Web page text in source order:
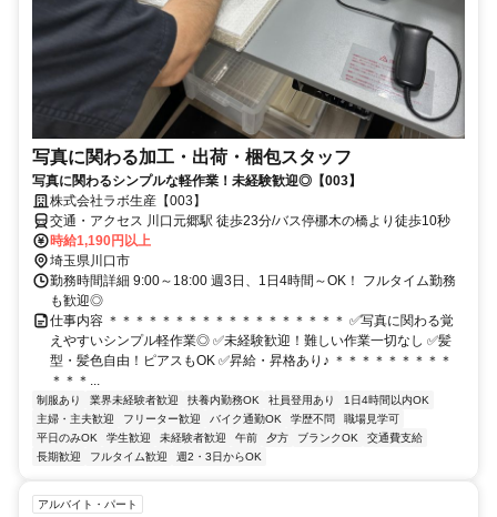
写真に関わる加工・出荷・梱包スタッフ
写真に関わるシンプルな軽作業！未経験歓迎◎【003】
株式会社ラボ生産【003】
交通・アクセス 川口元郷駅 徒歩23分/バス停梛木の橋より徒歩10秒
時給1,190円以上
埼玉県川口市
勤務時間詳細 9:00～18:00 週3日、1日4時間～OK！ フルタイム勤務
も歓迎◎
仕事内容 ＊＊＊＊＊＊＊＊＊＊＊＊＊＊＊＊＊＊ ✅写真に関わる覚
えやすいシンプル軽作業◎ ✅未経験歓迎！難しい作業一切なし ✅髪
型・髪色自由！ピアスもOK ✅昇給・昇格あり♪ ＊＊＊＊＊＊＊＊＊
＊＊＊...
制服あり 業界未経験者歓迎 扶養内勤務OK 社員登用あり
1日4時間以内OK
主婦・主夫歓迎
フリーター歓迎 バイク通勤OK 学歴不問
職場見学可
平日のみOK
学生歓迎 未経験者歓迎 午前 夕方 ブランクOK
交通費支給
長期歓迎
フルタイム歓迎 週2・3日からOK
アルバイト・パート